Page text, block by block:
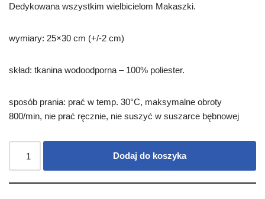
Dedykowana wszystkim wielbicielom Makaszki.
wymiary: 25×30 cm (+/-2 cm)
skład: tkanina wodoodporna – 100% poliester.
sposób prania: prać w temp. 30°C, maksymalne obroty
800/min, nie prać ręcznie, nie suszyć w suszarce bębnowej
Dodaj do koszyka